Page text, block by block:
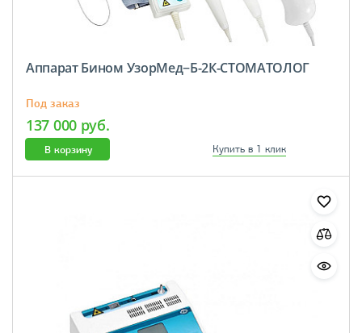
Аппарат Бином УзорМед−Б-2К-СТОМАТОЛОГ
Под заказ
137 000 руб.
В корзину Купить в 1 клик